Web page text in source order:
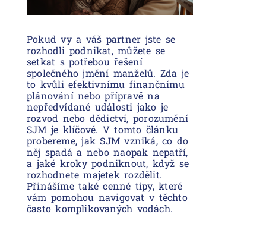
Pokud vy a váš partner jste se
rozhodli podnikat, můžete se
setkat s potřebou řešení
společného jmění manželů. Zda je
to kvůli efektivnímu finančnímu
plánování nebo přípravě na
nepředvídané události jako je
rozvod nebo dědictví, porozumění
SJM je klíčové. V tomto článku
probereme, jak SJM vzniká, co do
něj spadá a nebo naopak nepatří,
a jaké kroky podniknout, když se
rozhodnete majetek rozdělit.
Přinášíme také cenné tipy, které
vám pomohou navigovat v těchto
často komplikovaných vodách.